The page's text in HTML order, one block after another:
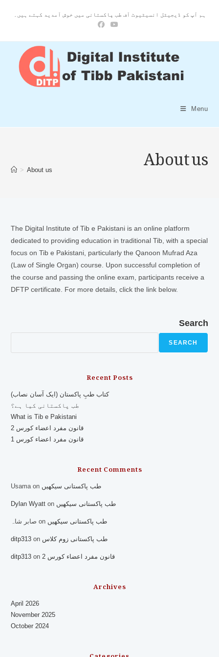
ہم آپ کو ڈیجیٹل انسیٹیوٹ آف طب پاکستانی میں خوش آمدید کہتے ہیں۔
Menu
About us
> About us
The Digital Institute of Tib e Pakistani is an online platform
dedicated to providing education in traditional Tib, with a special
focus on Tib e Pakistani, particularly the Qanoon Mufrad Aza
(Law of Single Organ) course. Upon successful completion of
the course and passing the online exam, participants receive a
DFTP certificate. For more details, click the link below.
Search
SEARCH
Recent Posts
کتاب طبِ پاکستان (ایک آسان نصاب)
طب پاکستانی کیا ہے؟
What is Tib e Pakistani
قانون مفرد اعضاء کورس 2
قانون مفرد اعضاء کورس 1
Recent Comments
Usamaon طب پاکستانی سیکھیں
Dylan Wyatt on طب پاکستانی سیکھیں
صابر شاہ on طب پاکستانی سیکھیں
ditp313 on طب پاکستانی زوم کلاس
ditp313 on قانون مفرد اعضاء کورس 2
Archives
April 2026
November 2025
October 2024